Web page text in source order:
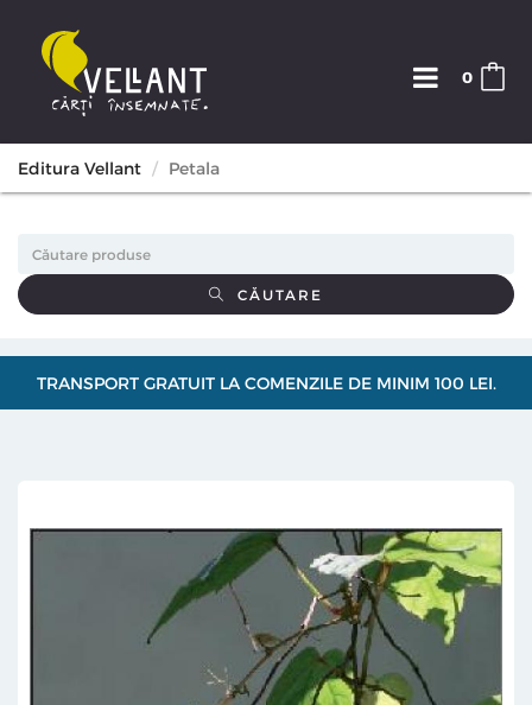
0
Editura Vellant Petala
CĂUTARE
TRANSPORT GRATUIT LA COMENZILE DE MINIM 100 LEI.